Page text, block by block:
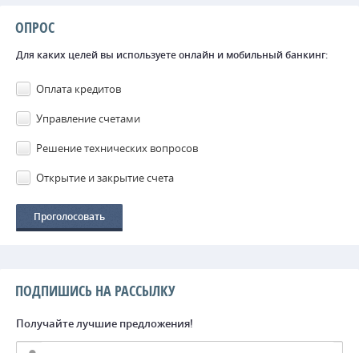
ОПРОС
Для каких целей вы используете онлайн и мобильный банкинг:
Оплата кредитов
Управление счетами
Решение технических вопросов
Открытие и закрытие счета
ПОДПИШИСЬ НА РАССЫЛКУ
Получайте лучшие предложения!